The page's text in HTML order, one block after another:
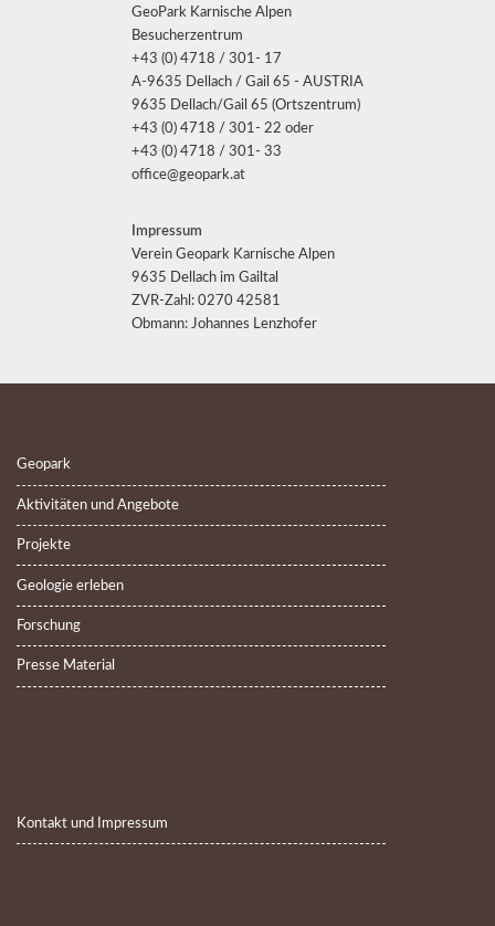
GeoPark Karnische Alpen
Besucherzentrum
+43 (0) 4718 / 301- 17
A-9635 Dellach / Gail 65 - AUSTRIA
9635 Dellach/Gail 65 (Ortszentrum)
+43 (0) 4718 / 301- 22 oder
+43 (0) 4718 / 301- 33
office@geopark.at
Impressum
Verein Geopark Karnische Alpen
9635 Dellach im Gailtal
ZVR-Zahl: 0270 42581
Obmann: Johannes Lenzhofer
Geopark
Aktivitäten und Angebote
Projekte
Geologie erleben
Forschung
Presse Material
Kontakt und Impressum